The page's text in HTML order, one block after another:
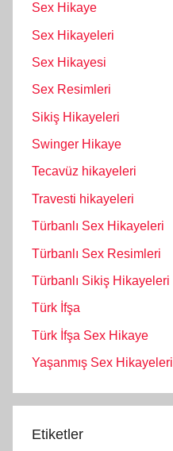
Sex Hikaye
Sex Hikayeleri
Sex Hikayesi
Sex Resimleri
Sikiş Hikayeleri
Swinger Hikaye
Tecavüz hikayeleri
Travesti hikayeleri
Türbanlı Sex Hikayeleri
Türbanlı Sex Resimleri
Türbanlı Sikiş Hikayeleri
Türk İfşa
Türk İfşa Sex Hikaye
Yaşanmış Sex Hikayeleri
Etiketler